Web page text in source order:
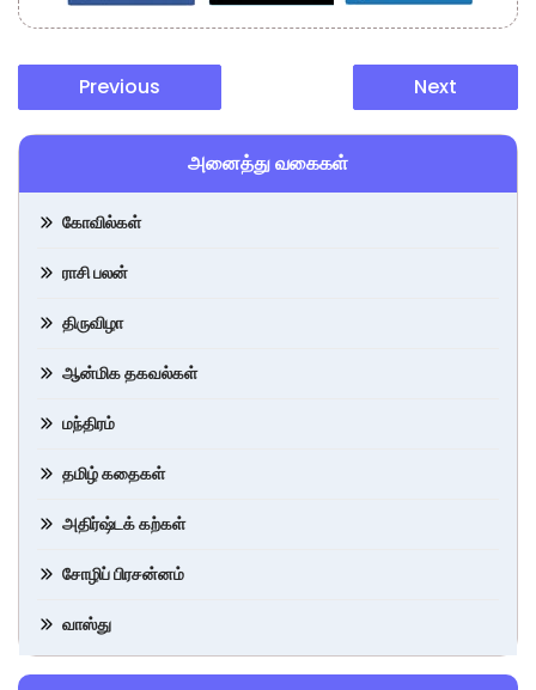
Previous Next
அனைத்து வகைகள்
கோவில்கள்
ராசி பலன்
திருவிழா
ஆன்மிக தகவல்கள்
மந்திரம்
தமிழ் கதைகள்
அதிர்ஷ்டக் கற்கள்
சோழிப் பிரசன்னம்
வாஸ்து